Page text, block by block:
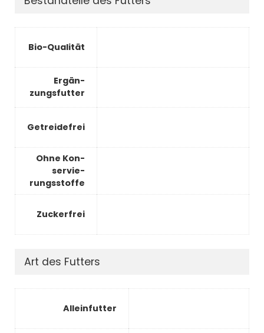
Bio-Qualität
Er­gän­
zungs­fut­ter
Getreidefrei
Ohne Kon­
ser­vie­
rungs­stof­fe
Zuckerfrei
Art des Futters
Al­lein­fut­ter